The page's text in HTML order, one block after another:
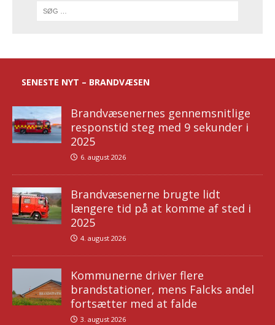
SENESTE NYT – BRANDVÆSEN
Brandvæsenernes gennemsnitlige
responstid steg med 9 sekunder i
2025
6. august 2026
Brandvæsenerne brugte lidt
længere tid på at komme af sted i
2025
4. august 2026
Kommunerne driver flere
brandstationer, mens Falcks andel
fortsætter med at falde
3. august 2026